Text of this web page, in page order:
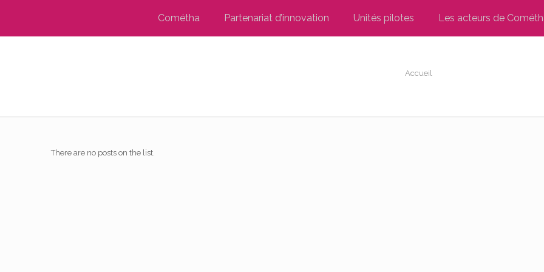
Cométha Partenariat d’innovation Unités pilotes Les acteurs de
Accueil
There are no posts on the list.